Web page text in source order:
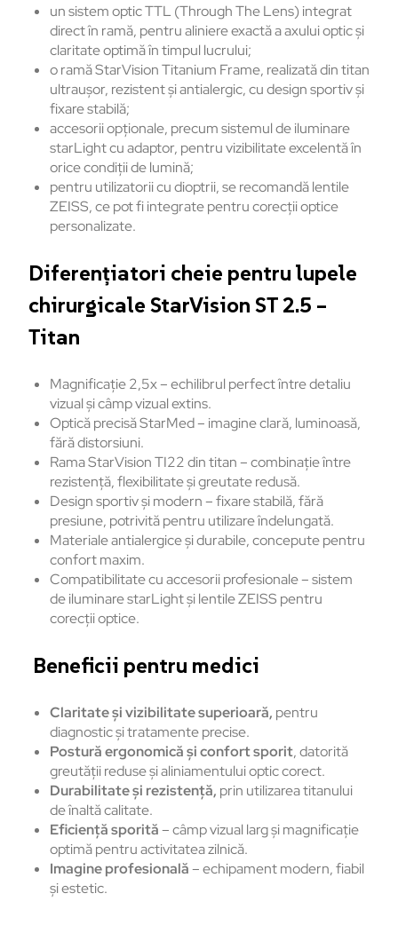
un sistem optic TTL (Through The Lens) integrat
direct în ramă, pentru aliniere exactă a axului optic și
claritate optimă în timpul lucrului;
o ramă StarVision Titanium Frame, realizată din titan
ultraușor, rezistent și antialergic, cu design sportiv și
fixare stabilă;
accesorii opționale, precum sistemul de iluminare
starLight cu adaptor, pentru vizibilitate excelentă în
orice condiții de lumină;
pentru utilizatorii cu dioptrii, se recomandă lentile
ZEISS, ce pot fi integrate pentru corecții optice
personalizate.
Diferențiatori cheie pentru lupele
chirurgicale StarVision ST 2.5 –
Titan
Magnificație 2,5x – echilibrul perfect între detaliu
vizual și câmp vizual extins.
Optică precisă StarMed – imagine clară, luminoasă,
fără distorsiuni.
Rama StarVision TI22 din titan – combinație între
rezistență, flexibilitate și greutate redusă.
Design sportiv și modern – fixare stabilă, fără
presiune, potrivită pentru utilizare îndelungată.
Materiale antialergice și durabile, concepute pentru
confort maxim.
Compatibilitate cu accesorii profesionale – sistem
de iluminare starLight și lentile ZEISS pentru
corecții optice.
Beneficii pentru medici
Claritate și vizibilitate superioară, pentru
diagnostic și tratamente precise.
Postură ergonomică și confort sporit, datorită
greutății reduse și aliniamentului optic corect.
Durabilitate și rezistență, prin utilizarea titanului
de înaltă calitate.
Eficiență sporită– câmp vizual larg și magnificație
optimă pentru activitatea zilnică.
Imagine profesională– echipament modern, fiabil
și estetic.